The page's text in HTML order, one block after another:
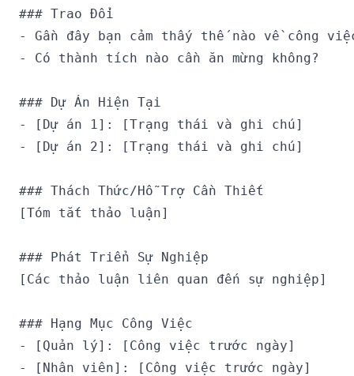
### Trao Đổi
- Gần đây bạn cảm thấy thế nào về công
- Có thành tích nào cần ăn mừng không?
### Dự Án Hiện Tại
- [Dự án 1]: [Trạng thái và ghi chú]
- [Dự án 2]: [Trạng thái và ghi chú]
### Thách Thức/Hỗ Trợ Cần Thiết
[Tóm tắt thảo luận]
### Phát Triển Sự Nghiệp
[Các thảo luận liên quan đến sự nghiệp]
### Hạng Mục Công Việc
- [Quản lý]: [Công việc trước ngày]
- [Nhân viên]: [Công việc trước ngày]